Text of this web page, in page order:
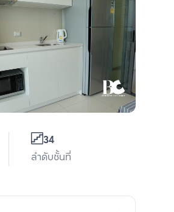
34
ลำดับชั้นที่